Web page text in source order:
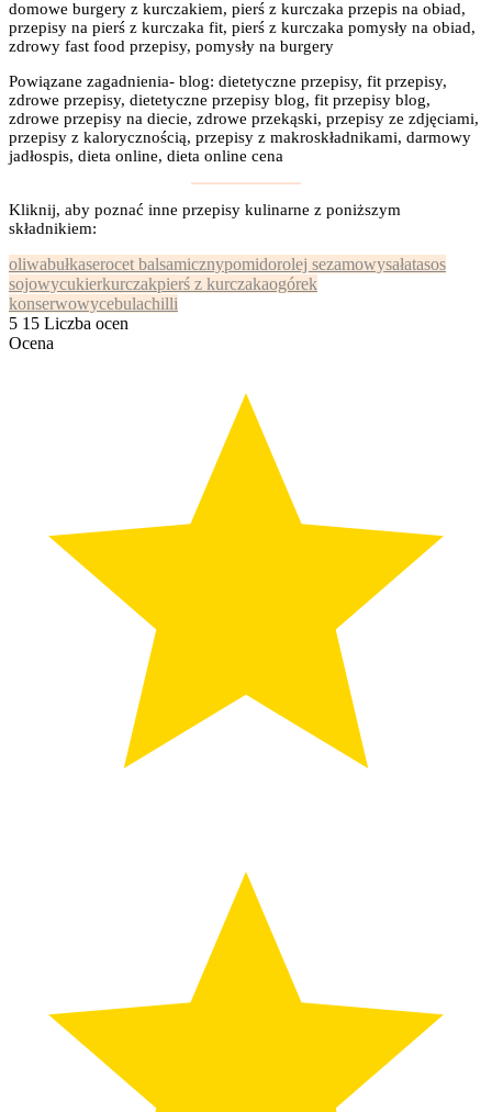
domowe burgery z kurczakiem, pierś z kurczaka przepis na obiad,
przepisy na pierś z kurczaka fit, pierś z kurczaka pomysły na obiad,
zdrowy fast food przepisy, pomysły na burgery
Powiązane zagadnienia- blog: dietetyczne przepisy, fit przepisy,
zdrowe przepisy, dietetyczne przepisy blog, fit przepisy blog,
zdrowe przepisy na diecie, zdrowe przekąski, przepisy ze zdjęciami,
przepisy z kalorycznością, przepisy z makroskładnikami, darmowy
jadłospis, dieta online, dieta online cena
Kliknij, aby poznać inne przepisy kulinarne z poniższym
składnikiem:
oliwabułkaserocet balsamicznypomidorolej sezamowysałatasos
sojowycukierkurczakpierś z kurczakaogórek
konserwowycebulachilli
5 15 Liczba ocen
Ocena